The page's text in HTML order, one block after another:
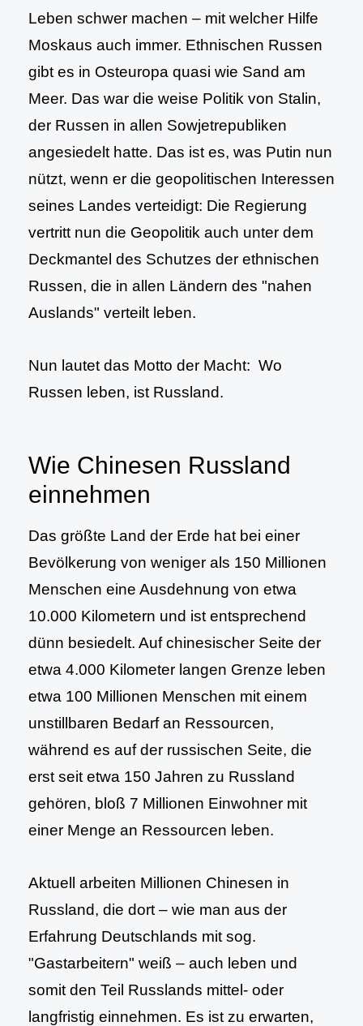
Leben schwer machen – mit welcher Hilfe
Moskaus auch immer. Ethnischen Russen
gibt es in Osteuropa quasi wie Sand am
Meer. Das war die weise Politik von Stalin,
der Russen in allen Sowjetrepubliken
angesiedelt hatte. Das ist es, was Putin nun
nützt, wenn er die geopolitischen Interessen
seines Landes verteidigt: Die Regierung
vertritt nun die Geopolitik auch unter dem
Deckmantel des Schutzes der ethnischen
Russen, die in allen Ländern des "nahen
Auslands" verteilt leben.
Nun lautet das Motto der Macht: Wo
Russen leben, ist Russland.
Wie Chinesen Russland
einnehmen
Das größte Land der Erde hat bei einer
Bevölkerung von weniger als 150 Millionen
Menschen eine Ausdehnung von etwa
10.000 Kilometern und ist entsprechend
dünn besiedelt. Auf chinesischer Seite der
etwa 4.000 Kilometer langen Grenze leben
etwa 100 Millionen Menschen mit einem
unstillbaren Bedarf an Ressourcen,
während es auf der russischen Seite, die
erst seit etwa 150 Jahren zu Russland
gehören, bloß 7 Millionen Einwohner mit
einer Menge an Ressourcen leben.
Aktuell arbeiten Millionen Chinesen in
Russland, die dort – wie man aus der
Erfahrung Deutschlands mit sog.
"Gastarbeitern" weiß – auch leben und
somit den Teil Russlands mittel- oder
langfristig einnehmen. Es ist zu erwarten,